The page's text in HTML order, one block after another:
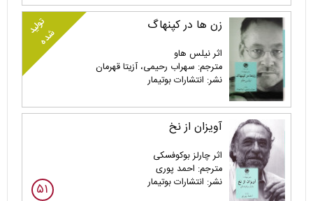
زن ها در کپنهاگ
اثر نیلس هاو
مترجم: سهراب رحیمی، آزیتا قهرمان
نشر: انتشارات بوتیمار
تولید
شده
آویزان از نخ
اثر چارلز بوکوفسکی
مترجم: احمد پوری
نشر: انتشارات بوتیمار
۵۱